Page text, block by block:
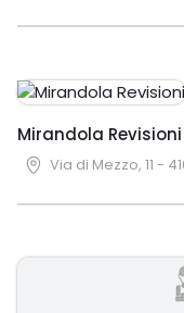
Mirandola Revisioni
Via di Mezzo, 11 -